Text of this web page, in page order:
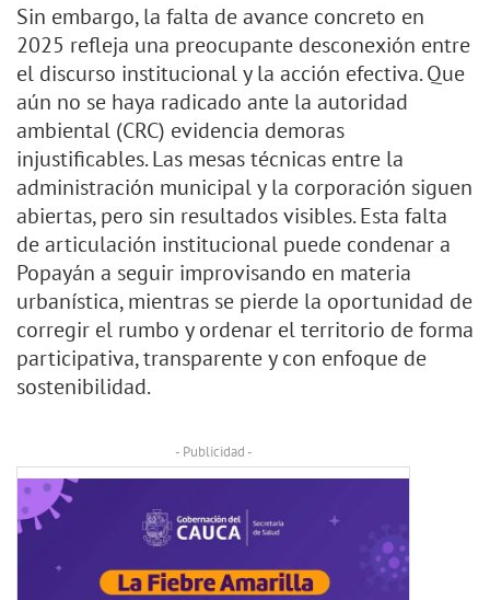
Sin embargo, la falta de avance concreto en
2025 refleja una preocupante desconexión entre
el discurso institucional y la acción efectiva. Que
aún no se haya radicado ante la autoridad
ambiental (CRC) evidencia demoras
injustificables. Las mesas técnicas entre la
administración municipal y la corporación siguen
abiertas, pero sin resultados visibles. Esta falta
de articulación institucional puede condenar a
Popayán a seguir improvisando en materia
urbanística, mientras se pierde la oportunidad de
corregir el rumbo y ordenar el territorio de forma
participativa, transparente y con enfoque de
sostenibilidad.
- Publicidad -